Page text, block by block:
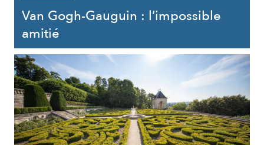
Van Gogh-Gauguin : l’impossible
amitié